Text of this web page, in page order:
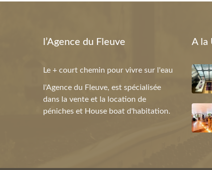
l’Agence du Fleuve
Le + court chemin pour vivre sur l'eau
l'Agence du Fleuve, est spécialisée
dans la vente et la location de
péniches et House boat d'habitation.
A la